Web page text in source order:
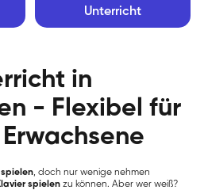
Unterricht
in
- Flexibel für
spielen, doch nur wenige nehmen
spielen zu können. Aber wer weiß?